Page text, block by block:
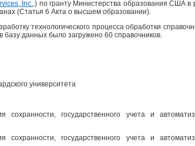
Inc. .) по гранту Министерства образования США в
(Статья 6 Акта о высшем образовании).
технологического процесса обработки
базу данных было загружено 60 справочников.
университета
государственного учета и
государственного учета и